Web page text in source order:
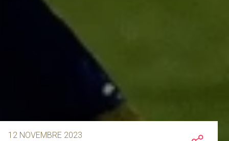
12 NOVEMBRE 2023